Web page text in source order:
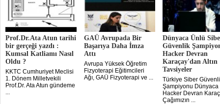
Prof.Dr.Ata Atun tarihi
bir gerçeği yazdı :
Kumsal Katliamı Nasıl
Oldu ?
KKTC Cumhuriyet Meclisi
1. Dönem Milletvekili
Prof.Dr. Ata Atun gündeme
...
GAÜ Avrupada Bir
Başarıya Daha İmza
Attı
Avrupa Yüksek Öğretim
Fizyoterapi Eğitimcileri
Ağı, GAÜ Fizyoterapi ve ...
Dünyaca Ünlü
Güvenlik
Hacker Devran
Karaçay'dan Altın
Tavsiyeler
Türkiye Siber
Şampiyonu Dünyaca
Hacker Devran
Çağımızın ...